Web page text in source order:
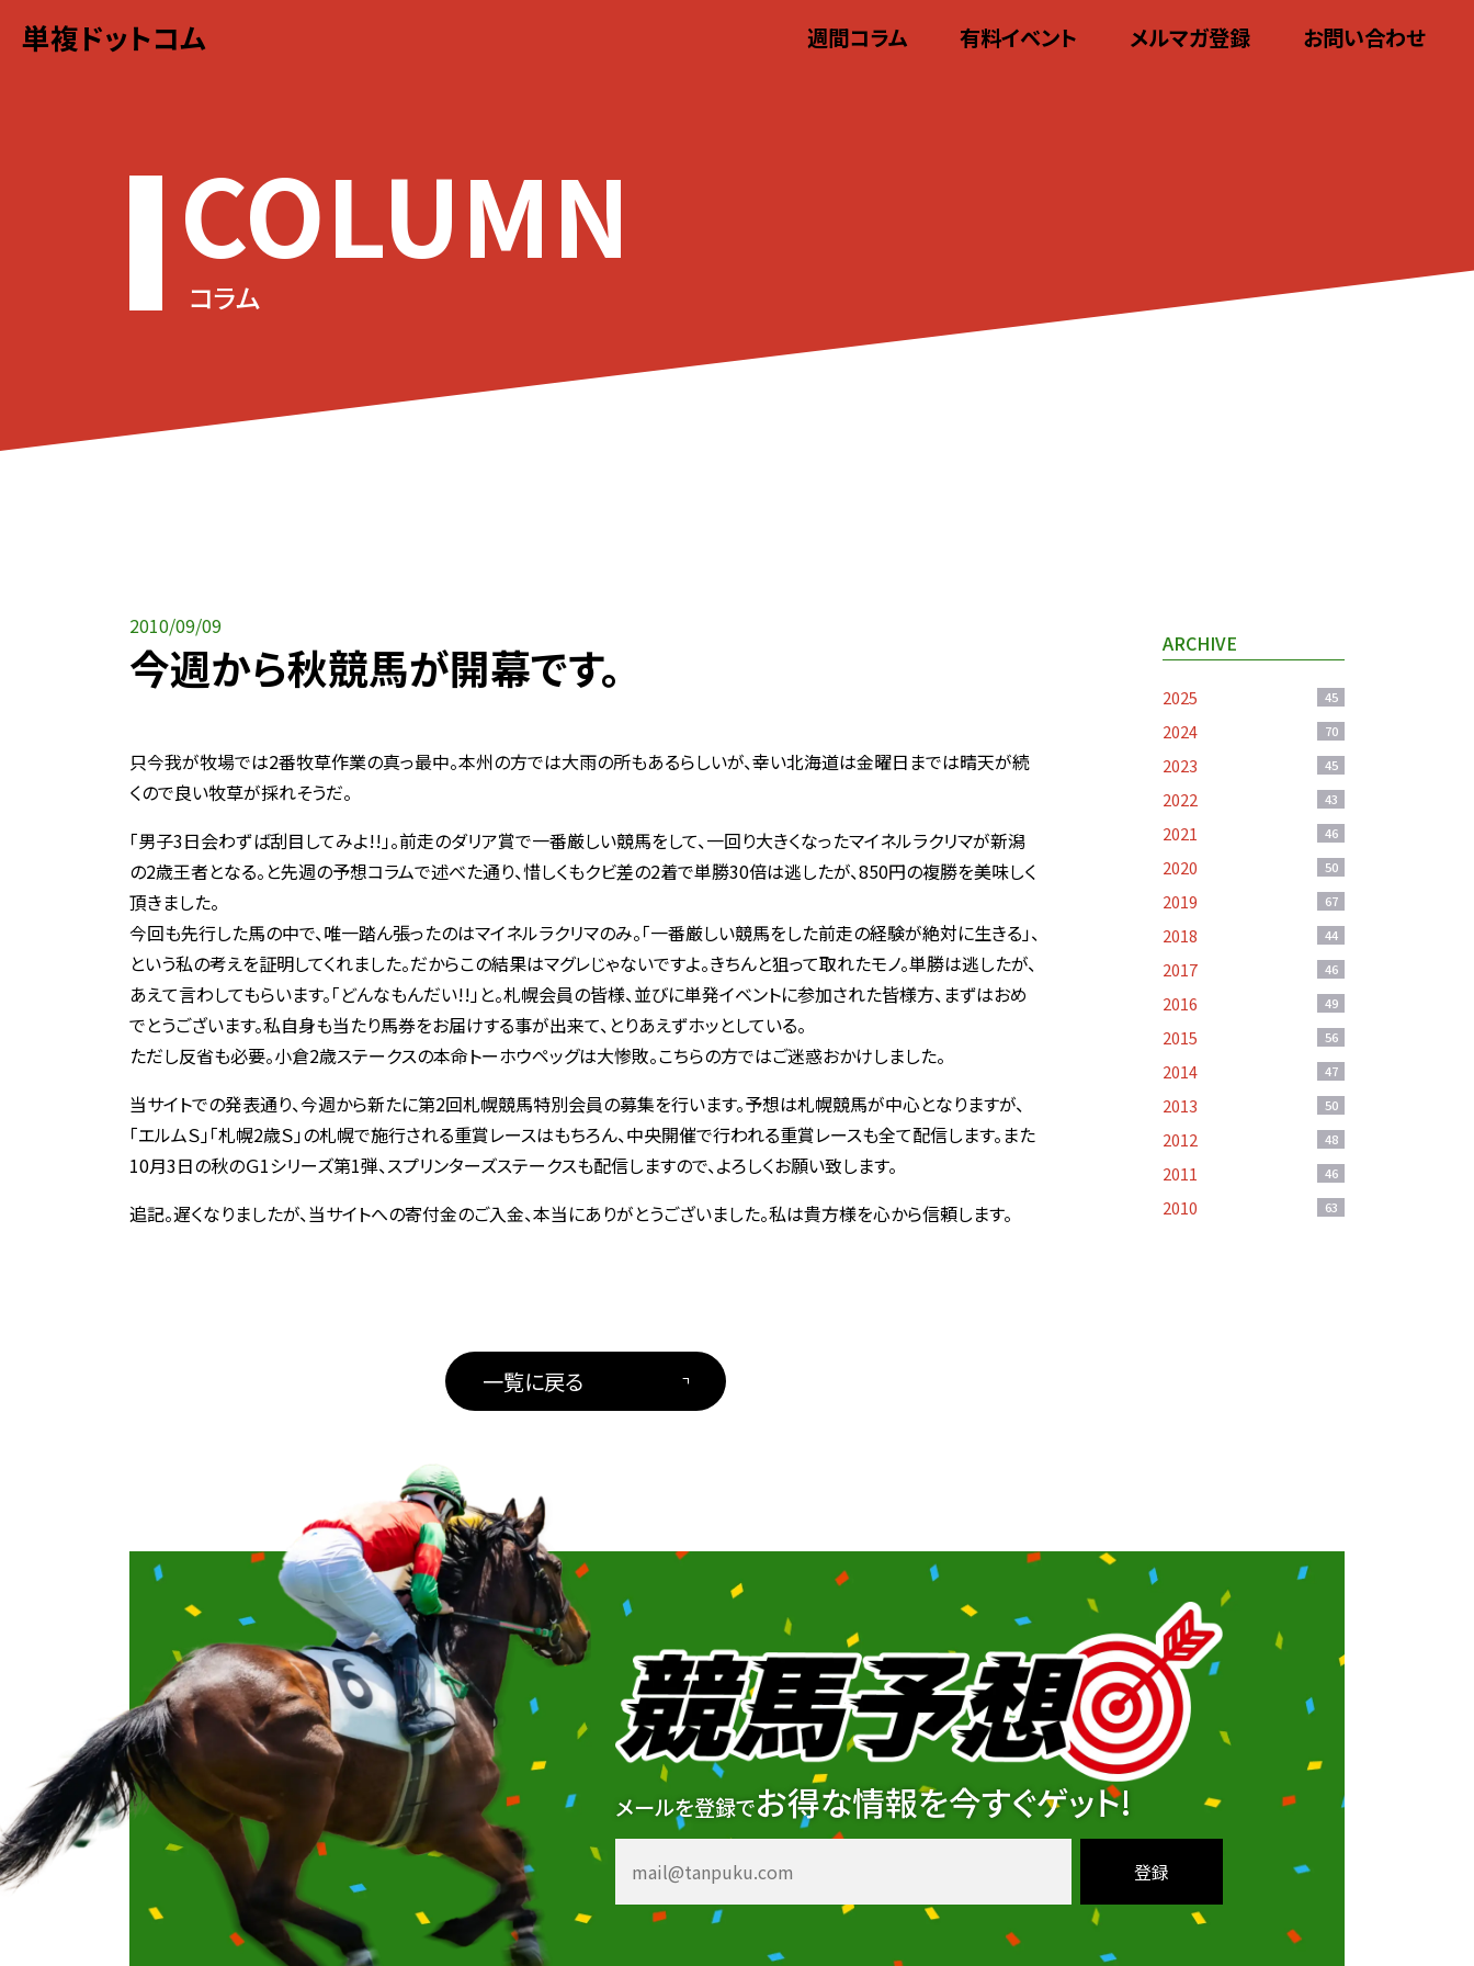
単複ドットコム 週間コラム 有料イベント メルマガ登録 お問い合わせ
COLUMN
コラム
2010/09/09
今週から秋競馬が開幕です。
只今我が牧場では2番牧草作業の真っ最中。本州の方では大雨の所もあるらしいが、幸い北海道は金曜日までは晴天が続
くので良い牧草が採れそうだ。
「男子3日会わずば刮目してみよ!!」。前走のダリア賞で一番厳しい競馬をして、一回り大きくなったマイネルラクリマが新潟
の2歳王者となる。と先週の予想コラムで述べた通り、惜しくもクビ差の2着で単勝30倍は逃したが、850円の複勝を美味しく
頂きました。
今回も先行した馬の中で、唯一踏ん張ったのはマイネルラクリマのみ。「一番厳しい競馬をした前走の経験が絶対に生きる」、
という私の考えを証明してくれました。だからこの結果はマグレじゃないですよ。きちんと狙って取れたモノ。単勝は逃したが、
あえて言わしてもらいます。「どんなもんだい!!」と。札幌会員の皆様、並びに単発イベントに参加された皆様方、まずはおめ
でとうございます。私自身も当たり馬券をお届けする事が出来て、とりあえずホッとしている。
ただし反省も必要。小倉2歳ステークスの本命トーホウペッグは大惨敗。こちらの方ではご迷惑おかけしました。
当サイトでの発表通り、今週から新たに第2回札幌競馬特別会員の募集を行います。予想は札幌競馬が中心となりますが、
「エルムＳ」「札幌2歳Ｓ」の札幌で施行される重賞レースはもちろん、中央開催で行われる重賞レースも全て配信します。また
10月3日の秋のＧ1シリーズ第1弾、スプリンターズステークスも配信しますので、よろしくお願い致します。
追記。遅くなりましたが、当サイトへの寄付金のご入金、本当にありがとうございました。私は貴方様を心から信頼します。
一覧に戻る
ARCHIVE
2025 45
2024 70
2023 45
2022 43
2021 46
2020 50
2019 67
2018 44
2017 46
2016 49
2015 56
2014 47
2013 50
2012 48
2011 46
2010 63
メールを登録でお得な情報を今すぐゲット!